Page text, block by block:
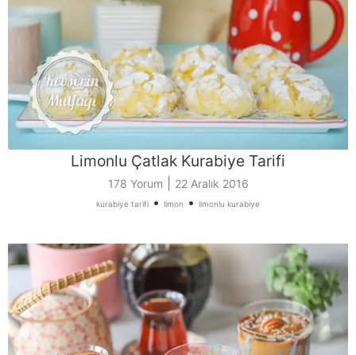
Limonlu Çatlak Kurabiye Tarifi
178 Yorum 22 Aralık 2016
kurabiye tarifi • limon • limonlu kurabiye